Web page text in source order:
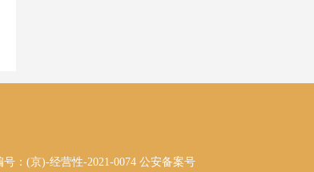
号：(京)-经营性-2021-0074 公安备案号